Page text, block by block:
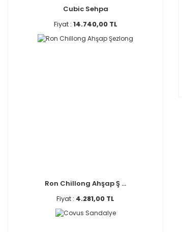
Cubic Sehpa
Fiyat : 14.740,00 TL
Ron Chillong Ahşap Ş ...
Fiyat : 4.281,00 TL